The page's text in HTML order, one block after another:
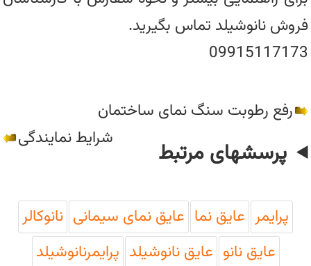
فروش نانوشیلد تماس بگیرید.
09915117173
رفع رطوبت سنگ نمای ساختمان
شرایط نمایندگی
پرسشهای مرتبط
پرایمر عایق نما عایق نمای سیمانی نانوکالر
عایق نانو عایق نانوشیلد پرایمرنانوشیلد